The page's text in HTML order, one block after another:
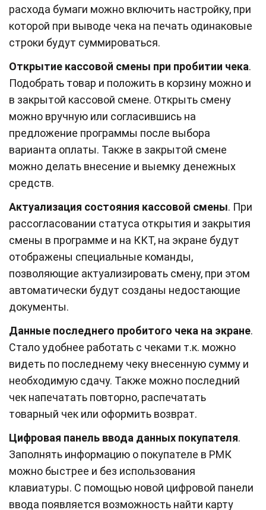
расхода бумаги можно включить настройку, при
которой при выводе чека на печать одинаковые
строки будут суммироваться.
Открытие кассовой смены при пробитии чека.
Подобрать товар и положить в корзину можно и
в закрытой кассовой смене. Открыть смену
можно вручную или согласившись на
предложение программы после выбора
варианта оплаты. Также в закрытой смене
можно делать внесение и выемку денежных
средств.
Актуализация состояния кассовой смены. При
рассогласовании статуса открытия и закрытия
смены в программе и на ККТ, на экране будут
отображены специальные команды,
позволяющие актуализировать смену, при этом
автоматически будут созданы недостающие
документы.
Данные последнего пробитого чека на экране.
Стало удобнее работать с чеками т.к. можно
видеть по последнему чеку внесенную сумму и
необходимую сдачу. Также можно последний
чек напечатать повторно, распечатать
товарный чек или оформить возврат.
Цифровая панель ввода данных покупателя.
Заполнять информацию о покупателе в РМК
можно быстрее и без использования
клавиатуры. С помощью новой цифровой панели
ввода появляется возможность найти карту